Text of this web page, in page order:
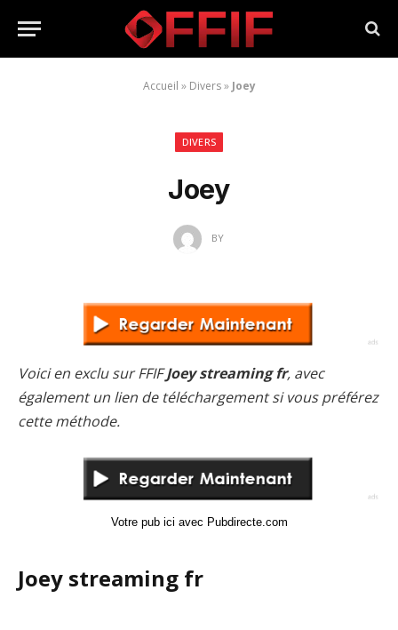
Accueil » Divers» Joey
DIVERS
Joey
BY
Voici en exclu sur FFIFJoey streaming fr, avec
également un lien de téléchargement si vous préférez
cette méthode.
Votre pub ici avec Pubdirecte.com
Joey streaming fr